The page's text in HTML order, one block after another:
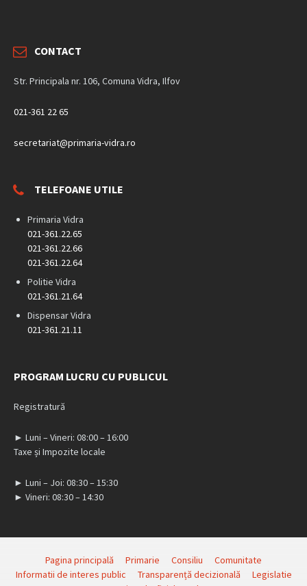
CONTACT
Str. Principala nr. 106, Comuna Vidra, Ilfov
021-361 22 65
secretariat@primaria-vidra.ro
TELEFOANE UTILE
Primaria Vidra
021-361.22.65
021-361.22.66
021-361.22.64
Politie Vidra
021-361.21.64
Dispensar Vidra
021-361.21.11
PROGRAM LUCRU CU PUBLICUL
Registratură
► Luni – Vineri: 08:00 – 16:00
Taxe și Impozite locale
► Luni – Joi: 08:30 – 15:30
► Vineri: 08:30 – 14:30
Pagina principală Primarie Consiliu
Comunitate
Informatii de interes public
Transparență decizională
Legislatie